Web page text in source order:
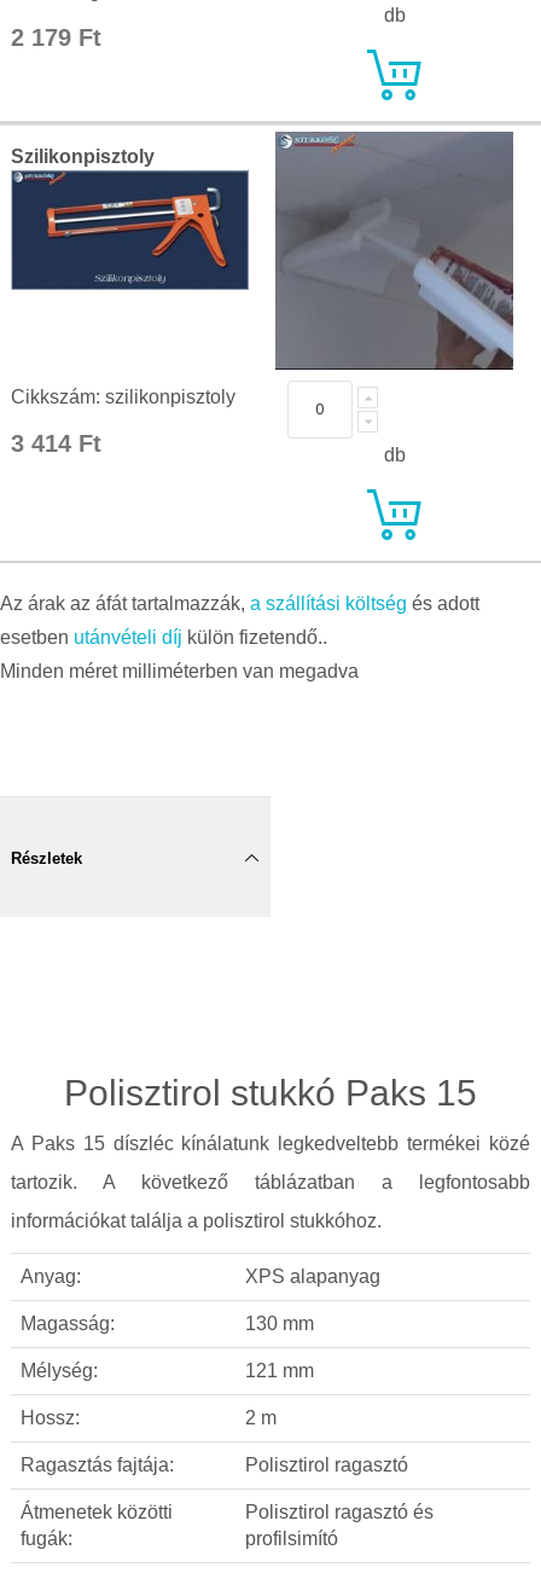
2 179 Ft
db
Szilikonpisztoly
Cikkszám: szilikonpisztoly
3 414 Ft db
Az árak az áfát tartalmazzák, a szállítási költség és adott
esetben utánvételi díj külön fizetendő..
Minden méret milliméterben van megadva
Részletek
Polisztirol stukkó Paks 15
A Paks 15 díszléc kínálatunk legkedveltebb termékei közé
tartozik. A következő táblázatban a legfontosabb
információkat találja a polisztirol stukkóhoz.
Anyag: XPS alapanyag
Magasság: 130 mm
Mélység: 121 mm
Hossz: 2 m
Ragasztás fajtája: Polisztirol ragasztó
Átmenetek közötti
fugák:
Polisztirol ragasztó és
profilsimító